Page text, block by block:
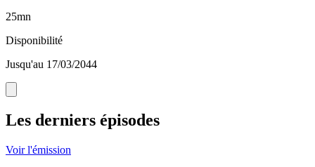
25mn
Disponibilité
Jusqu'au 17/03/2044
Les derniers épisodes
Voir l'émission